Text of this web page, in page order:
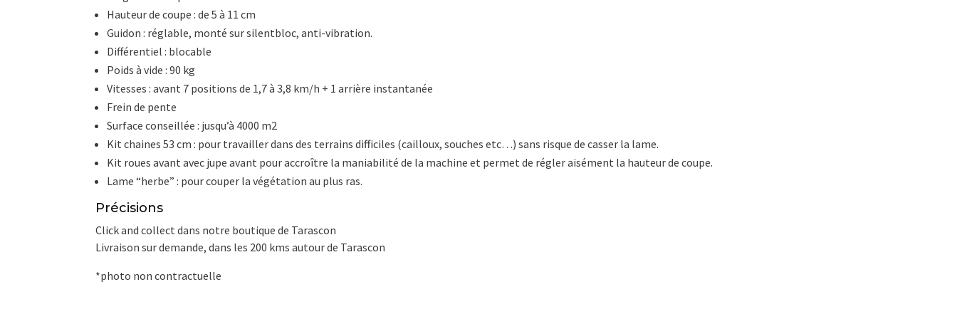
Hauteur de coupe : de 5 à 11 cm
Guidon : réglable, monté sur silentbloc, anti-vibration.
Différentiel : blocable
Poids à vide : 90 kg
Vitesses : avant 7 positions de 1,7 à 3,8 km/h + 1 arrière instantanée
Frein de pente
Surface conseillée : jusqu’à 4000 m2
Kit chaines 53 cm : pour travailler dans des terrains difficiles (cailloux, souches etc…) sans risque de casser la lame.
Kit roues avant avec jupe avant pour accroître la maniabilité de la machine et permet de régler aisément la hauteur de coupe.
Lame “herbe” : pour couper la végétation au plus ras.
Précisions
Click and collect dans notre boutique de Tarascon
Livraison sur demande, dans les 200 kms autour de Tarascon
*photo non contractuelle